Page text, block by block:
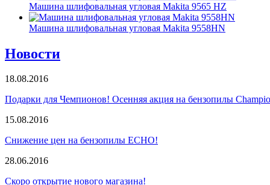
Машина шлифовальная угловая Makita 9565 HZ
Машина шлифовальная угловая Makita 9558HN
Новости
18.08.2016
Подарки для Чемпионов! Осенняя акция на бензопилы
15.08.2016
Снижение цен на бензопилы ECHO!
28.06.2016
Скоро открытие нового магазина!